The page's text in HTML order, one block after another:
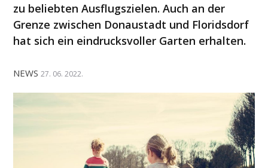
zu beliebten Ausflugszielen. Auch an der
Grenze zwischen Donaustadt und Floridsdorf
hat sich ein eindrucksvoller Garten erhalten.
NEWS 27. 06. 2022.